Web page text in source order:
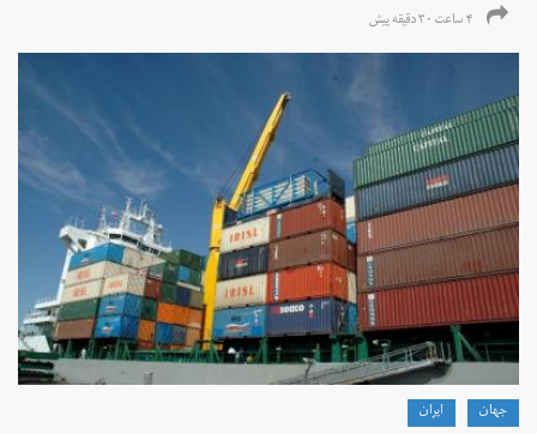
۴ ساعت ۳۰ دقیقه پیش
جهان ايران